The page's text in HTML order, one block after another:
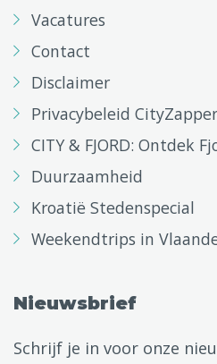
Vacatures
Contact
Disclaimer
Privacybeleid CityZapper
CITY & FJORD: Ontdek
Duurzaamheid
Kroatië Stedenspecial
Weekendtrips in
Nieuwsbrief
Schrijf je in voor onze